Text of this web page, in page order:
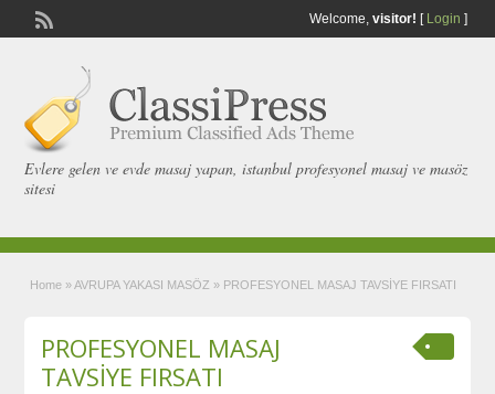
Welcome, visitor! [ Login ]
Evlere gelen ve evde masaj yapan, istanbul profesyonel masaj ve masöz
sitesi
Home » AVRUPA YAKASI MASÖZ » PROFESYONEL MASAJ TAVSİYE FIRSATI
PROFESYONEL MASAJ
TAVSİYE FIRSATI